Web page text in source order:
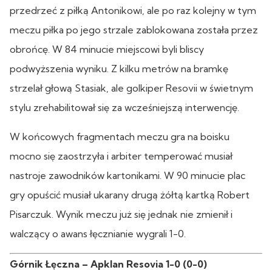
przedrzeć z piłką Antonikowi, ale po raz kolejny w tym
meczu piłka po jego strzale zablokowana została przez
obrońcę. W 84 minucie miejscowi byli bliscy
podwyższenia wyniku. Z kilku metrów na bramkę
strzelał głową Stasiak, ale golkiper Resovii w świetnym
stylu zrehabilitował się za wcześniejszą interwencję.
W końcowych fragmentach meczu gra na boisku
mocno się zaostrzyła i arbiter temperować musiał
nastroje zawodników kartonikami. W 90 minucie plac
gry opuścić musiał ukarany drugą żółtą kartką Robert
Pisarczuk. Wynik meczu już się jednak nie zmienił i
walczący o awans łęcznianie wygrali 1-0.
Górnik Łęczna – Apklan Resovia 1-0 (0-0)